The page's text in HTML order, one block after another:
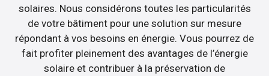
solaires. Nous considérons toutes les particularités
de votre bâtiment pour une solution sur mesure
répondant à vos besoins en énergie. Vous pourrez de
fait profiter pleinement des avantages de l’énergie
solaire et contribuer à la préservation de